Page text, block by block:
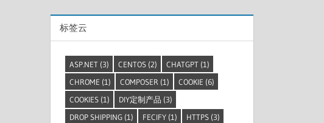
标签云
ASP.NET(3) CENTOS(2) CHATGPT(1)
CHROME (1) COMPOSER (1) COOKIE (6)
COOKIES(1) DIY定制产品 (3)
DROP SHIPPING(1) FECIFY(1) HTTPS(3)